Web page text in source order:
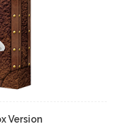
Version